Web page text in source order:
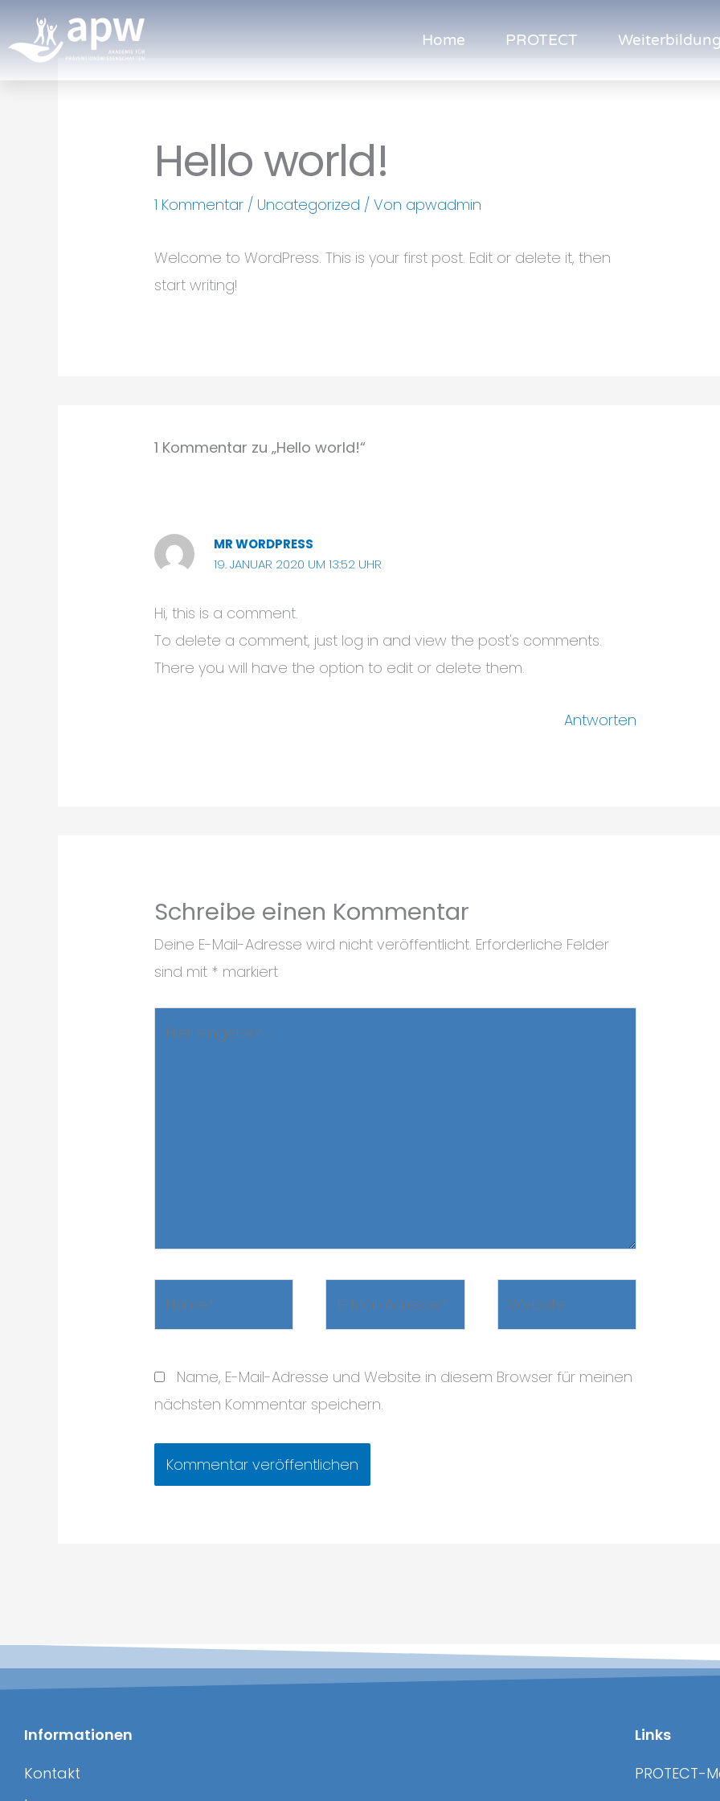
Inhalt
springen
Home PROTECT Weiterbildung
Hello world!
1 Kommentar / Uncategorized / Von apwadmin
Welcome to WordPress. This is your first post. Edit or delete it, then
start writing!
1 Kommentar zu „Hello world!“
MR WORDPRESS
19. JANUAR 2020 UM 13:52 UHR
Hi, this is a comment.
To delete a comment, just log in and view the post's comments.
There you will have the option to edit or delete them.
Antworten
Schreibe einen Kommentar
Deine E-Mail-Adresse wird nicht veröffentlicht. Erforderliche Felder
sind mit * markiert
eingeben…
Name, E-Mail-Adresse und Website in diesem Browser für meinen
nächsten Kommentar speichern.
Informationen
Kontakt
Links
PROTECT-